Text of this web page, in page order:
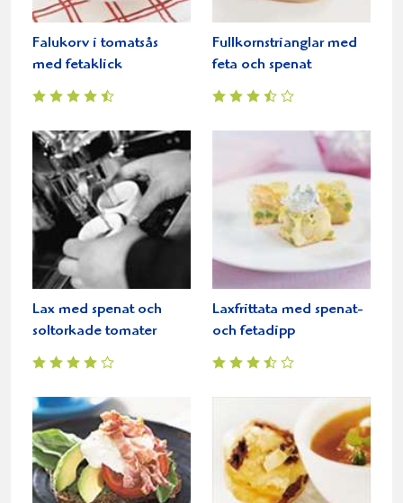
Falukorv i tomatsås
med fetaklick
Fullkornstrianglar med
feta och spenat
Lax med spenat och
soltorkade tomater
Laxfrittata med spenat-
och fetadipp